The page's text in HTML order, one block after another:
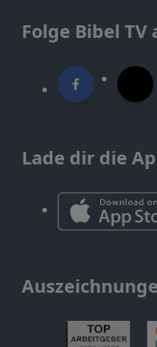
Folge Bibel
Lade dir die